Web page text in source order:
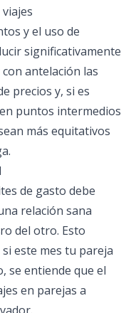
y el uso de
significativamente
antelación las
precios y, si es
puntos intermedios
más equitativos
de gasto debe
relación sana
del otro. Esto
este mes tu pareja
se entiende que el
en parejas a